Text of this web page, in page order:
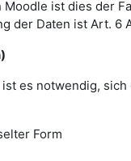
ist dies der
der Daten ist Art. 6
es notwendig,
Form